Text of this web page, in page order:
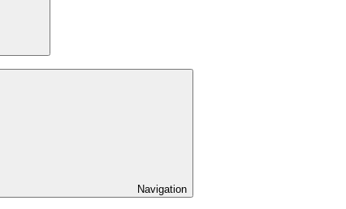
Navigation